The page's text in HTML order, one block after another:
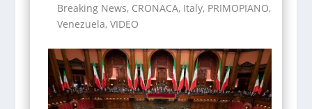
Breaking News, CRONACA, Italy, PRIMOPIANO,
Venezuela, VIDEO